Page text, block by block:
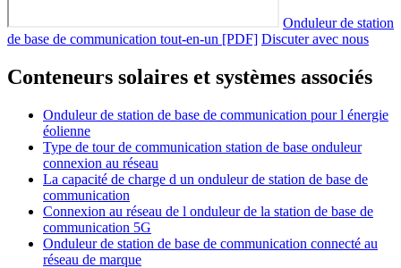
Onduleur de station
de base de communication tout-en-un [PDF] Discuter avec nous
Conteneurs solaires et systèmes associés
Onduleur de station de base de communication pour l énergie
éolienne
Type de tour de communication station de base onduleur
connexion au réseau
La capacité de charge d un onduleur de station de base de
communication
Connexion au réseau de l onduleur de la station de base de
communication 5G
Onduleur de station de base de communication connecté au
réseau de marque